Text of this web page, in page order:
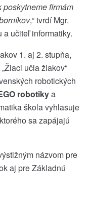
firmám
,“ tvrdí Mgr.
učiteľ informatiky.
1. aj 2. stupňa,
učia žiakov“
robotických
robotikya
škola vyhlasuje
sa zapájajú
názvom pre
aj pre Základnú